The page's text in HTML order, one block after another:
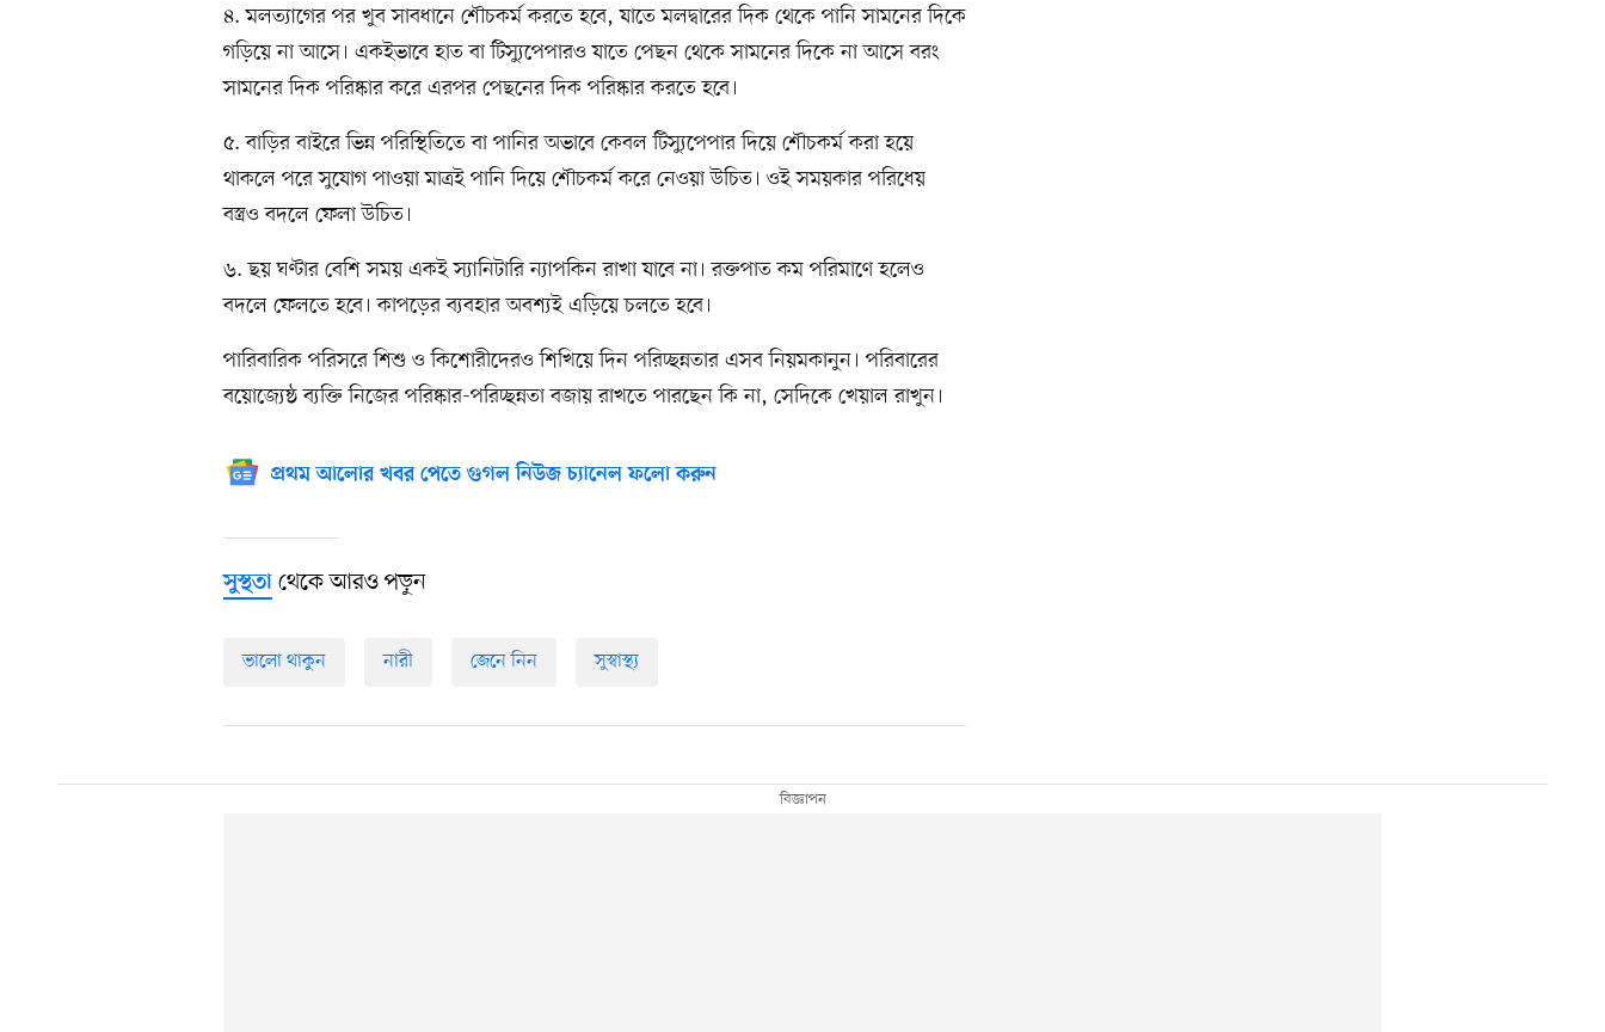
৪. মলত্যাগের পর খুব সাবধানে শৌচকর্ম করতে হবে, যাতে মলদ্বারের দিক থেকে পানি সামনের দিকে
গড়িয়ে না আসে। একইভাবে হাত বা টিস্যুপেপারও যাতে পেছন থেকে সামনের দিকে না আসে বরং
সামনের দিক পরিষ্কার করে এরপর পেছনের দিক পরিষ্কার করতে হবে।
৫. বাড়ির বাইরে ভিন্ন পরিস্থিতিতে বা পানির অভাবে কেবল টিস্যুপেপার দিয়ে শৌচকর্ম করা হয়ে
থাকলে পরে সুযোগ পাওয়া মাত্রই পানি দিয়ে শৌচকর্ম করে নেওয়া উচিত। ওই সময়কার পরিধেয়
বস্ত্রও বদলে ফেলা উচিত।
৬. ছয় ঘণ্টার বেশি সময় একই স্যানিটারি ন্যাপকিন রাখা যাবে না। রক্তপাত কম পরিমাণে হলেও
বদলে ফেলতে হবে। কাপড়ের ব্যবহার অবশ্যই এড়িয়ে চলতে হবে।
পারিবারিক পরিসরে শিশু ও কিশোরীদেরও শিখিয়ে দিন পরিচ্ছন্নতার এসব নিয়মকানুন। পরিবারের
বয়োজ্যেষ্ঠ ব্যক্তি নিজের পরিষ্কার-পরিচ্ছন্নতা বজায় রাখতে পারছেন কি না, সেদিকে খেয়াল রাখুন।
প্রথম আলোর খবর পেতে গুগল নিউজ চ্যানেল ফলো করুন
সুস্থতা থেকে আরও পড়ুন
ভালো থাকুন নারী জেনে নিন সুস্বাস্থ্য